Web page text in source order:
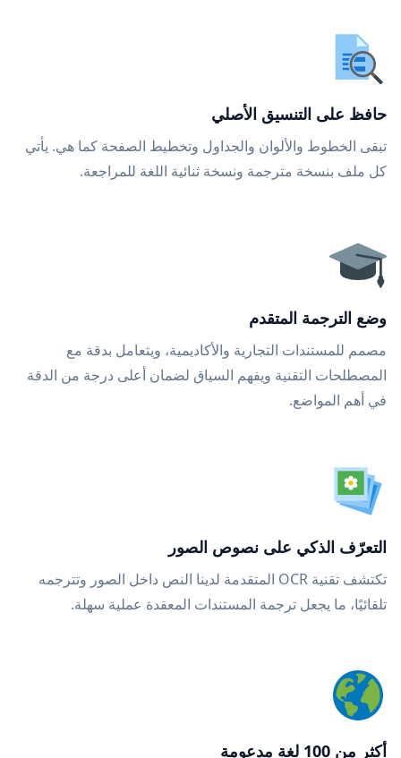
حافظ على التنسيق الأصلي
تبقى الخطوط والألوان والجداول وتخطيط الصفحة كما هي. يأتي
كل ملف بنسخة مترجمة ونسخة ثنائية اللغة للمراجعة.
وضع الترجمة المتقدم
مصمم للمستندات التجارية والأكاديمية، ويتعامل بدقة مع
المصطلحات التقنية ويفهم السياق لضمان أعلى درجة من الدقة
في أهم المواضع.
التعرّف الذكي على نصوص الصور
تكتشف تقنية OCR المتقدمة لدينا النص داخل الصور وتترجمه
تلقائيًا، ما يجعل ترجمة المستندات المعقدة عملية سهلة.
أكثر من 100 لغة مدعومة